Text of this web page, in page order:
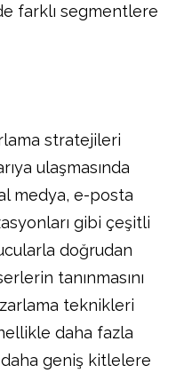
farklı segmentlere
stratejileri
ulaşmasında
medya, e-posta
gibi çeşitli
doğrudan
tanınmasını
teknikleri
daha fazla
geniş kitlelere